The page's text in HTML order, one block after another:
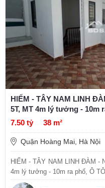
HlẾM - TÂY NAM LINH
5T, MT 4m lý tưởng - 10m
7.50 tỷ
38 m²
Quận Hoàng Mai, Hà Nội
HlẾM - TÂY NAM LINH ĐÀM -
4m lý tưởng - 10m ra phố, Ô